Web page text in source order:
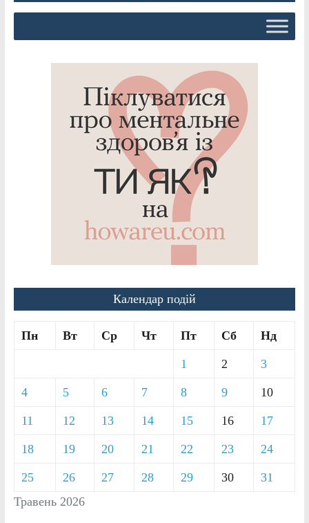
Календар подій
Травень 2026
Пн Вт Ср Чт Пт Сб Нд
1 2 3
4 5 6 7 8 9 10
11 12 13 14 15 16 17
18 19 20 21 22 23 24
25 26 27 28 29 30 31